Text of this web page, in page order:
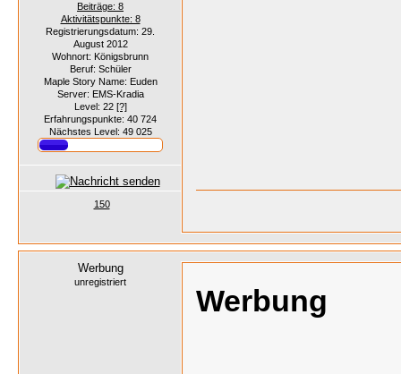
Beiträge: 8
Aktivitätspunkte: 8
Registrierungsdatum: 29.
August 2012
Wohnort: Königsbrunn
Beruf: Schüler
Maple Story Name: Euden
Server: EMS-Kradia
Level: 22 [?]
Erfahrungspunkte: 40 724
Nächstes Level: 49 025
150
Werbung
unregistriert
Werbung